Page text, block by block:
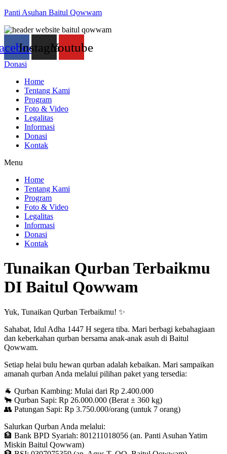
Panti Asuhan Baitul Qowwam
InstagramYoutube
Donasi
Home
Tentang Kami
Program
Foto & Video
Legalitas
Informasi
Donasi
Kontak
Menu
Home
Tentang Kami
Program
Foto & Video
Legalitas
Informasi
Donasi
Kontak
Tunaikan Qurban Terbaikmu
DI Baitul Qowwam
Yuk, Tunaikan Qurban Terbaikmu! ✨
Sahabat, Idul Adha 1447 H segera tiba. Mari berbagi kebahagiaan
dan keberkahan qurban bersama anak-anak asuh di Baitul
Qowwam.
Setiap helai bulu hewan qurban adalah kebaikan. Mari sampaikan
amanah qurban Anda melalui pilihan paket yang tersedia:
🐐 Qurban Kambing: Mulai dari Rp 2.400.000
🐂 Qurban Sapi: Rp 26.000.000 (Berat ± 360 kg)
👥 Patungan Sapi: Rp 3.750.000/orang (untuk 7 orang)
Salurkan Qurban Anda melalui:
🏦 Bank BPD Syariah: 801211018056 (an. Panti Asuhan Yatim
Miskin Baitul Qowwam)